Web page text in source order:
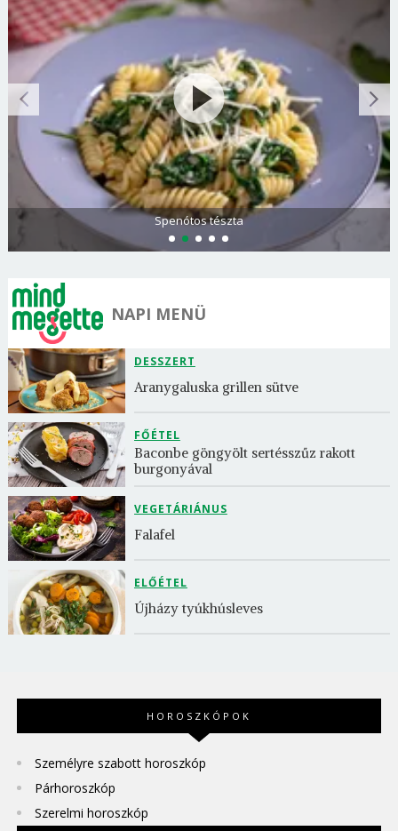
Spenótos tészta
NAPI MENÜ
DESSZERT
Aranygaluska grillen sütve
FŐÉTEL
Baconbe göngyölt sertésszűz rakott
burgonyával
VEGETÁRIÁNUS
Falafel
ELŐÉTEL
Újházy tyúkhúsleves
HOROSZKÓPOK
Személyre szabott horoszkóp
Párhoroszkóp
Szerelmi horoszkóp